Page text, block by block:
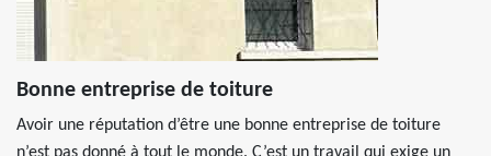
Bonne entreprise de toiture
Avoir une réputation d’être une bonne entreprise de toiture